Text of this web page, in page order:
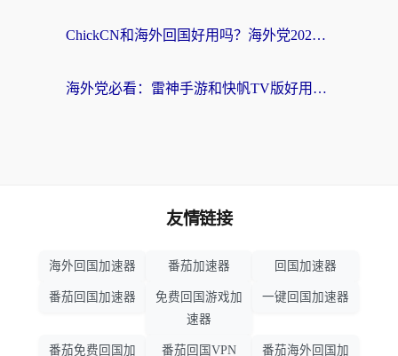
ChickCN和海外回国好用吗？海外党2026亲测：从手游到影音，选对加速器的3个关键
海外党必看：雷神手游和快帆TV版好用吗？3步选对回国加速器不踩坑
友情链接
海外回国加速器 番茄加速器 回国加速器
番茄回国加速器
免费回国游戏加
速器
一键回国加速器
番茄免费回国加 番茄回国VPN 番茄海外回国加